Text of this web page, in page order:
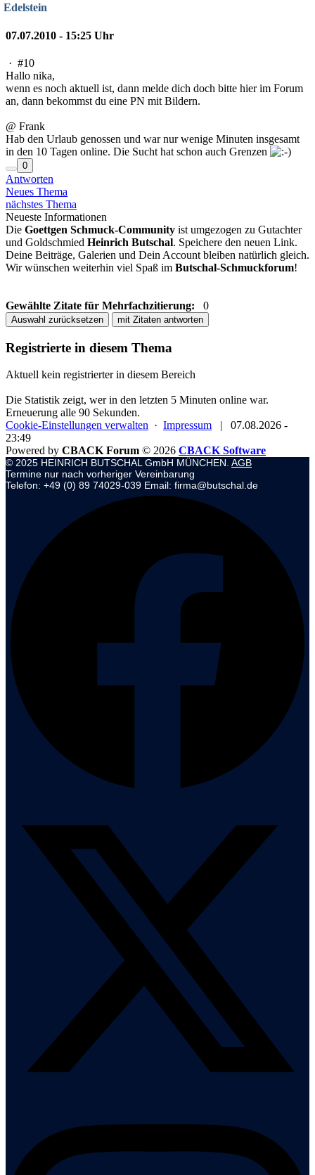
Edelstein
07.07.2010 - 15:25 Uhr
· #10
Hallo nika,
wenn es noch aktuell ist, dann melde dich doch bitte hier im Forum
an, dann bekommst du eine PN mit Bildern.
@ Frank
Hab den Urlaub genossen und war nur wenige Minuten insgesamt
in den 10 Tagen online. Die Sucht hat schon auch Grenzen
0
Antworten
Neues Thema
nächstes Thema
Neueste Informationen
Die Goettgen Schmuck-Community ist umgezogen zu Gutachter
und Goldschmied Heinrich Butschal. Speichere den neuen Link.
Deine Beiträge, Galerien und Dein Account bleiben natürlich gleich.
Wir wünschen weiterhin viel Spaß im Butschal-Schmuckforum!
Gewählte Zitate für Mehrfachzitierung: 0
Auswahl zurücksetzen mit Zitaten antworten
Registrierte in diesem Thema
Aktuell kein registrierter in diesem Bereich
Die Statistik zeigt, wer in den letzten 5 Minuten online war.
Erneuerung alle 90 Sekunden.
Cookie-Einstellungen verwalten · Impressum |
07.08.2026 -
23:49
Powered by CBACK Forum © 2026 CBACK Software
© 2025 HEINRICH BUTSCHAL GmbH MÜNCHEN. AGB
Termine nur nach vorheriger Vereinbarung
Telefon: +49 (0) 89 74029-039 Email: firma@butschal.de